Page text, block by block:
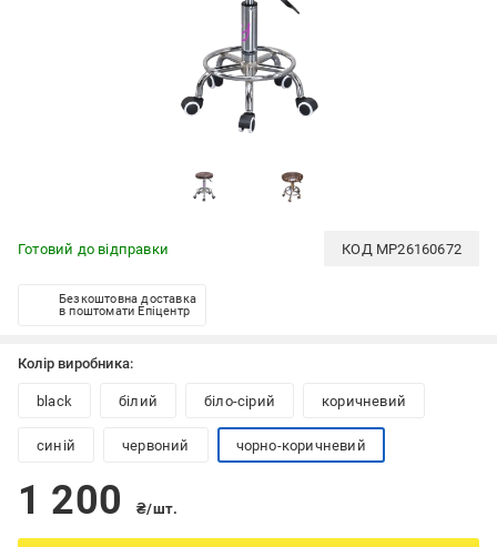
Готовий до відправки КОД MP26160672
Безкоштовна доставка
в поштомати Епіцентр
Колір виробника:
black білий біло-сірий коричневий
синій червоний чорно-коричневий
1 200 ₴/шт.